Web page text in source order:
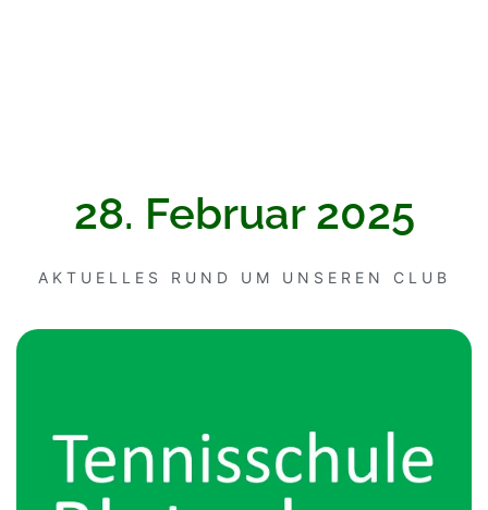
28. Februar 2025
AKTUELLES RUND UM UNSEREN CLUB